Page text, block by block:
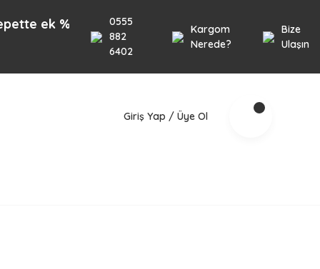
ek %10 İndirim 1000TL üzeri alışverişlerinizde
0555
882
6402
Kargom
Nerede?
Bize
Ulaşın
Giriş Yap / Üye Ol